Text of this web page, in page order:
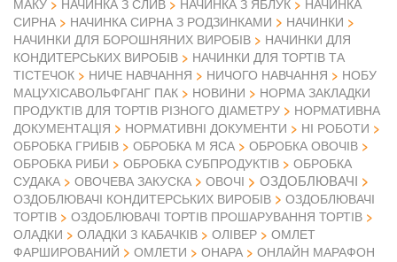
МАКУ
НАЧИНКА З СЛИВ НАЧИНКА З ЯБЛУК
НАЧИНКА
СИРНА
НАЧИНКА СИРНА З РОДЗИНКАМИ
НАЧИНКИ
НАЧИНКИ ДЛЯ БОРОШНЯНИХ ВИРОБІВ
НАЧИНКИ ДЛЯ
КОНДИТЕРСЬКИХ ВИРОБІВ
НАЧИНКИ ДЛЯ ТОРТІВ ТА
ТІСТЕЧОК
НИЧЕ НАВЧАННЯ НИЧОГО НАВЧАННЯ
НОБУ
МАЦУХІСАВОЛЬФГАНГ ПАК
НОВИНИ
НОРМА ЗАКЛАДКИ
ПРОДУКТІВ ДЛЯ ТОРТІВ РІЗНОГО ДІАМЕТРУ
НОРМАТИВНА
ДОКУМЕНТАЦІЯ
НОРМАТИВНІ ДОКУМЕНТИ
НІ РОБОТИ
ОБРОБКА ГРИБІВ
ОБРОБКА М ЯСА
ОБРОБКА ОВОЧІВ
ОБРОБКА РИБИ
ОБРОБКА СУБПРОДУКТІВ
ОБРОБКА
СУДАКА
ОВОЧЕВА ЗАКУСКА ОВОЧІ ОЗДОБЛЮВАЧІ
ОЗДОБЛЮВАЧІ КОНДИТЕРСЬКИХ ВИРОБІВ
ОЗДОБЛЮВАЧІ
ТОРТІВ
ОЗДОБЛЮВАЧІ ТОРТІВ ПРОШАРУВАННЯ ТОРТІВ
ОЛАДКИ
ОЛАДКИ З КАБАЧКІВ ОЛІВЕР
ОМЛЕТ
ФАРШИРОВАНИЙ
ОМЛЕТИ ОНАРА
ОНЛАЙН МАРАФОН